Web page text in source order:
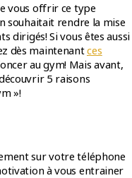
vous offrir ce type
souhaitait rendre la mise
dirigés! Si vous êtes aussi
dès maintenantces
au gym! Mais avant,
5 raisons
»!
sur votre téléphone
à vous entrainer